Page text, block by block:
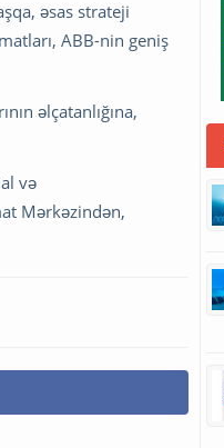
əsas strateji
ABB-nin geniş
əlçatanlığına,
və
Mərkəzindən,